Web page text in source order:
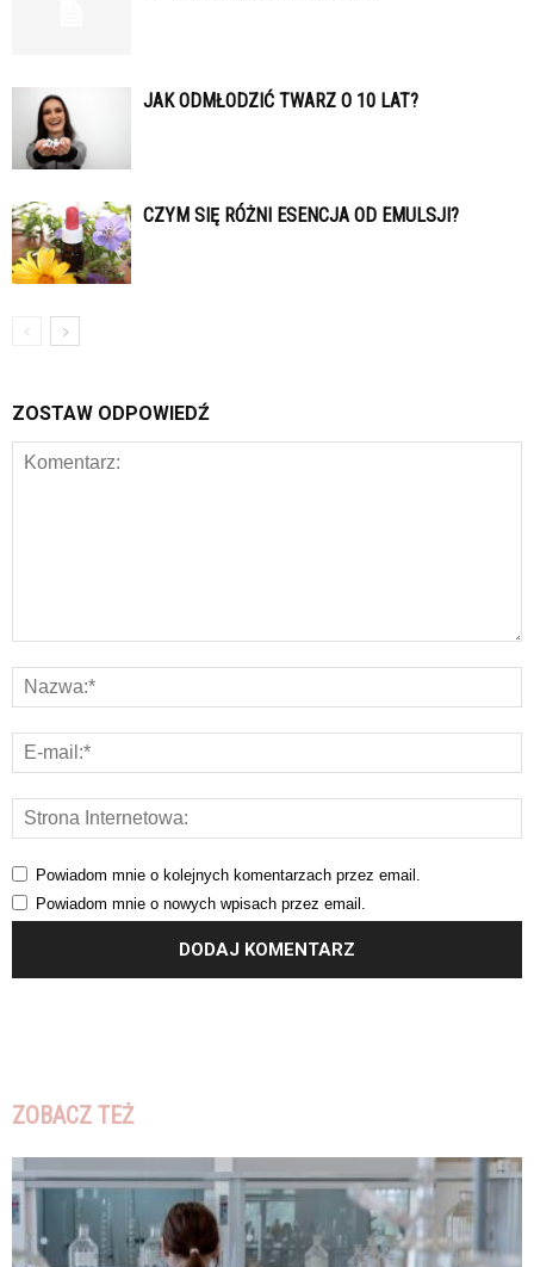
JAK ODMŁODZIĆ TWARZ O 10 LAT?
CZYM SIĘ RÓŻNI ESENCJA OD EMULSJI?
ZOSTAW ODPOWIEDŹ
Powiadom mnie o kolejnych komentarzach przez email.
Powiadom mnie o nowych wpisach przez email.
ZOBACZ TEŻ